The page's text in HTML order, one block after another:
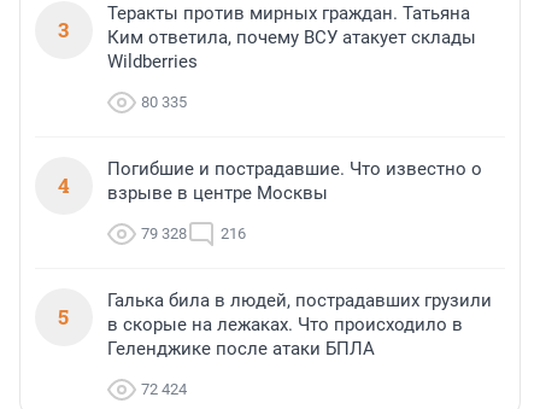
3
Теракты против мирных граждан. Татьяна
Ким ответила, почему ВСУ атакует склады
Wildberries
80 335
4
Погибшие и пострадавшие. Что известно о
взрыве в центре Москвы
79 328 216
5
Галька била в людей, пострадавших грузили
в скорые на лежаках. Что происходило в
Геленджике после атаки БПЛА
72 424